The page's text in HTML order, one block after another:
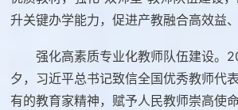
升关键办学能力，促进产教融合高效益
强化高素质专业化教师队伍建设。
夕，习近平总书记致信全国优秀教师代
有的教育家精神，赋予人民教师崇高使